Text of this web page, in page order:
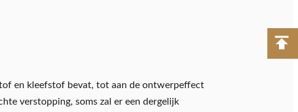
en kleefstof bevat, tot aan de ontwerpeffect
verstopping, soms zal er een dergelijk